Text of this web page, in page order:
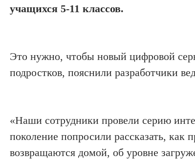
учащихся 5-11 классов.
Это нужно, чтобы новый цифровой
подростков, пояснили разработчики
«Наши сотрудники провели серию
поколение попросили рассказать,
возвращаются домой, об уровне